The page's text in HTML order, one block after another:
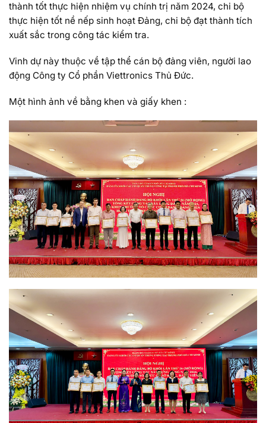
thành tốt thực hiện nhiệm vụ chính trị năm 2024, chi bộ
thực hiện tốt nề nếp sinh hoạt Đảng, chi bộ đạt thành tích
xuất sắc trong công tác kiểm tra.
Vinh dự này thuộc về tập thể cán bộ đảng viên, người lao
động Công ty Cổ phần Viettronics Thủ Đức.
Một hình ảnh về bằng khen và giấy khen :